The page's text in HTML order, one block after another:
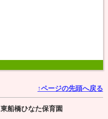
↑ページの先頭へ戻る
東船橋ひなた保育園